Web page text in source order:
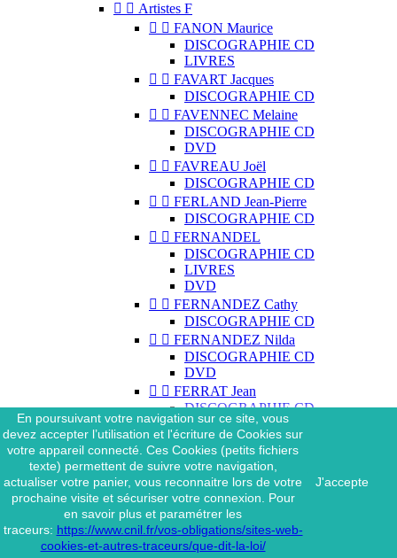
  Artistes F
  FANON Maurice
DISCOGRAPHIE CD
LIVRES
  FAVART Jacques
DISCOGRAPHIE CD
  FAVENNEC Melaine
DISCOGRAPHIE CD
DVD
  FAVREAU Joël
DISCOGRAPHIE CD
  FERLAND Jean-Pierre
DISCOGRAPHIE CD
  FERNANDEL
DISCOGRAPHIE CD
LIVRES
DVD
  FERNANDEZ Cathy
DISCOGRAPHIE CD
  FERNANDEZ Nilda
DISCOGRAPHIE CD
DVD
  FERRAT Jean
DISCOGRAPHIE CD
DISCOGRAPHIE 45 TOURS
DISCOGRAPHIE 33 TOURS
DVD
MAGAZINE
  FERRAT Jean & SES
INTERPRÈTES
DISCOGRAPHIE CD
  FERRÉ Léo
En poursuivant votre navigation sur ce site, vous
devez accepter l’utilisation et l'écriture de Cookies sur
votre appareil connecté. Ces Cookies (petits fichiers
texte) permettent de suivre votre navigation,
actualiser votre panier, vous reconnaitre lors de votre
prochaine visite et sécuriser votre connexion. Pour
en savoir plus et paramétrer les
traceurs: https://www.cnil.fr/vos-obligations/sites-web-
cookies-et-autres-traceurs/que-dit-la-loi/
J'accepte